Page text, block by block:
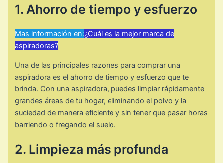
1. Ahorro de tiempo y esfuerzo
Mas información en:¿Cuál es la mejor marca de
aspiradoras?
Una de las principales razones para comprar una
aspiradora es el ahorro de tiempo y esfuerzo que te
brinda. Con una aspiradora, puedes limpiar rápidamente
grandes áreas de tu hogar, eliminando el polvo y la
suciedad de manera eficiente y sin tener que pasar horas
barriendo o fregando el suelo.
2. Limpieza más profunda